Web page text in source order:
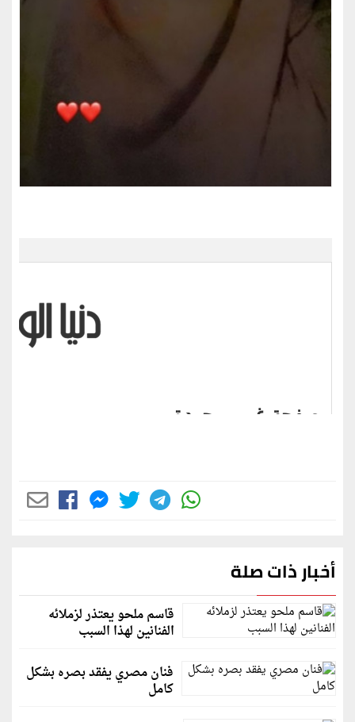
أخبار ذات صلة
قاسم ملحو يعتذر لزملائه
الفنانين لهذا السبب
فنان مصري يفقد بصره بشكل
كامل